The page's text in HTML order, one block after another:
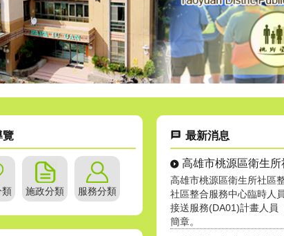
覽
類 施政分類 服務分類
最新消息
高雄市桃源區衛生所社區
社區整合服務中心臨時人
接送服務(DA01)計畫人員
簡章。